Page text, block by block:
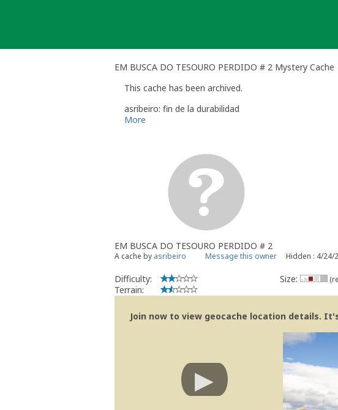
EM BUSCA DO TESOURO PERDIDO # 2 Mystery Cache
This cache has been archived.
asribeiro: fin de la durabilidad
More
EM BUSCA DO TESOURO PERDIDO # 2
A cache by asribeiro Message this owner Hidden : 4/24/
Difficulty:
Terrain:
Size:
Join now to view geocache location details.